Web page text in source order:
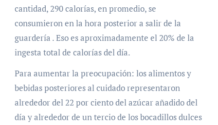
cantidad, 290 calorías, en promedio, se
consumieron en la hora posterior a salir de la
guardería . Eso es aproximadamente el 20% de la
ingesta total de calorías del día.
Para aumentar la preocupación: los alimentos y
bebidas posteriores al cuidado representaron
alrededor del 22 por ciento del azúcar añadido del
día y alrededor de un tercio de los bocadillos dulces